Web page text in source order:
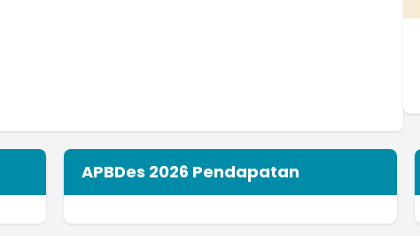
APBDes 2026 Pendapatan